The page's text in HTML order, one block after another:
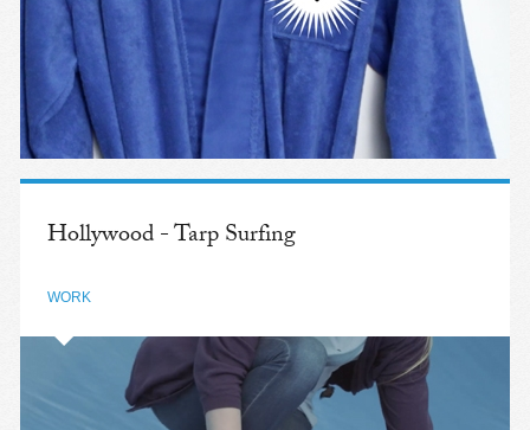
Hollywood - Tarp Surfing
WORK